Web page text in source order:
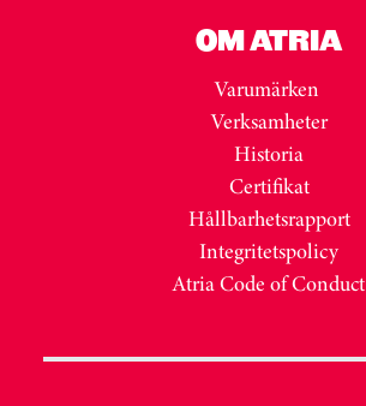
OM ATRIA
Varumärken
Verksamheter
Historia
Certifikat
Hållbarhetsrapport
Integritetspolicy
Atria Code of Conduct